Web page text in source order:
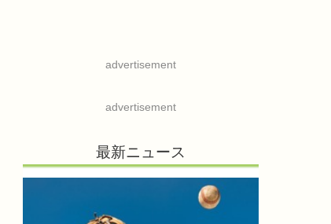
advertisement
advertisement
最新ニュース